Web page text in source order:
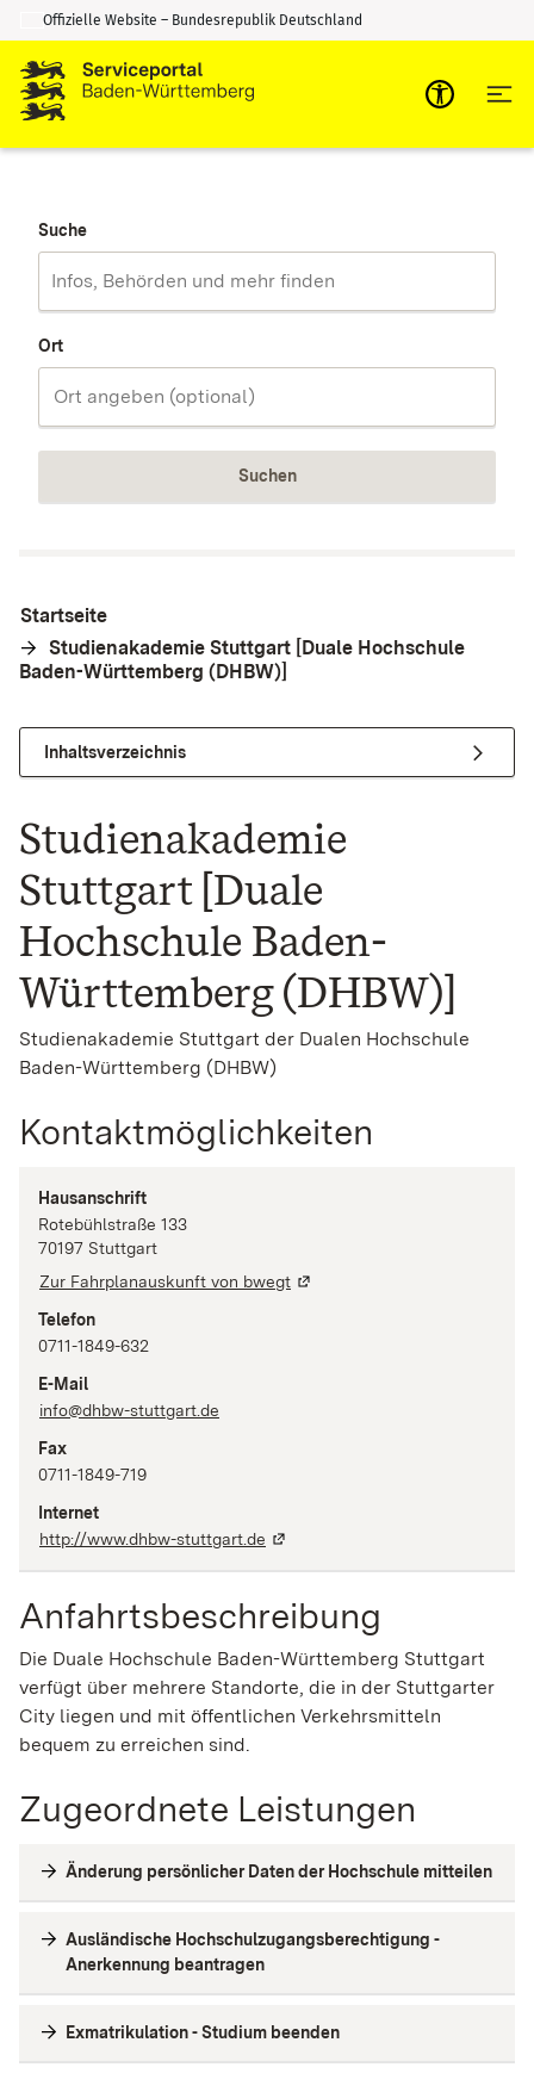
Zum Inhalt springen
Zur Suche springen
Offizielle Website – Bundesrepublik Deutschland
Suche
Ort
Suchen
Startseite
Studienakademie Stuttgart [Duale Hochschule
Baden-Württemberg (DHBW)]
Inhaltsverzeichnis
Studienakademie
Stuttgart [Duale
Hochschule Baden-
Württemberg (DHBW)]
Studienakademie Stuttgart der Dualen Hochschule
Baden-Württemberg (DHBW)
Kontaktmöglichkeiten
Hausanschrift
Rotebühlstraße 133
70197 Stuttgart
Zur Fahrplanauskunft von bwegt
Telefon
0711-1849-632
E-Mail
info@dhbw-stuttgart.de
Fax
0711-1849-719
Internet
http://www.dhbw-stuttgart.de
Anfahrtsbeschreibung
Die Duale Hochschule Baden-Württemberg Stuttgart
verfügt über mehrere Standorte, die in der Stuttgarter
City liegen und mit öffentlichen Verkehrsmitteln
bequem zu erreichen sind.
Zugeordnete Leistungen
Änderung persönlicher Daten der Hochschule mitteilen
Ausländische Hochschulzugangsberechtigung -
Anerkennung beantragen
Exmatrikulation - Studium beenden